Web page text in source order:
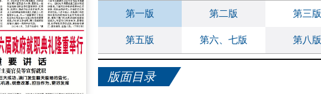
第一版 第二版 第三版
第五版 第六、七版 第八版
版面目录